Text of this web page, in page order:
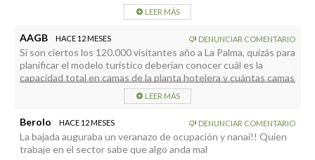
Me comentaban que los hoteles no aceptaban reservas de
son las Fallas, o los Sanfermines, esta es una fiesta de los
palmeros, y poco turista va a tener interés en venir a verla.
A la palma vienen a hacer senderismo y a ver naturaleza, no a
ver eventos floclóricos… y por mucha promoción que hagan un
peninsular no va a venir por 500€ el pasaje para ver esta fiesta.
Los que vienen son palmeros, y familiares de palmeros, y la
mayoría se quedan en casas o apartamentos de su familia (deja
no decirlo muy alto a ver si un día prohiben a la gente quedarse
en casa de sus familiares)
LEER MÁS
AAGB HACE 12 MESES DENUNCIAR COMENTARIO
Si son ciertos los 120.000 visitantes año a La Palma, quizás para
planificar el modelo turístico deberían conocer cuál es la
capacidad total en camas de la planta hotelera y cuántas camas
de oferta de turismo rural o urbano hay, legales o ilegales
(turismo vacacional); todas cuentan. Yo cada vez veo más casas
estas hay déficit en la isla).
Sin estos datos, las declaraciones de ocupación de Ashotel no
tienen relevancia.
LEER MÁS
Berolo HACE 12 MESES DENUNCIAR COMENTARIO
La bajada auguraba un veranazo de ocupación y nanai!! Quien
trabaje en el sector sabe que algo anda mal